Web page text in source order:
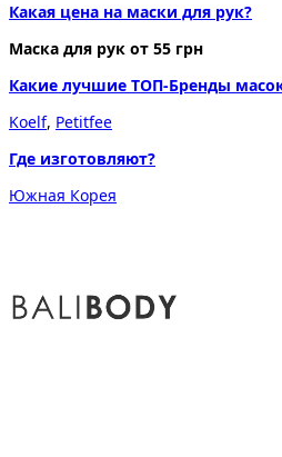
Какая цена на маски для рук?
Маска для рук от 55 грн
Какие лучшие ТОП-Бренды
Koelf, Petitfee
Где изготовляют?
Южная Корея